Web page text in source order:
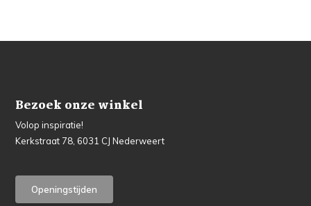
Bezoek onze winkel
Volop inspiratie!
Kerkstraat 78, 6031 CJ Nederweert
Openingstijden